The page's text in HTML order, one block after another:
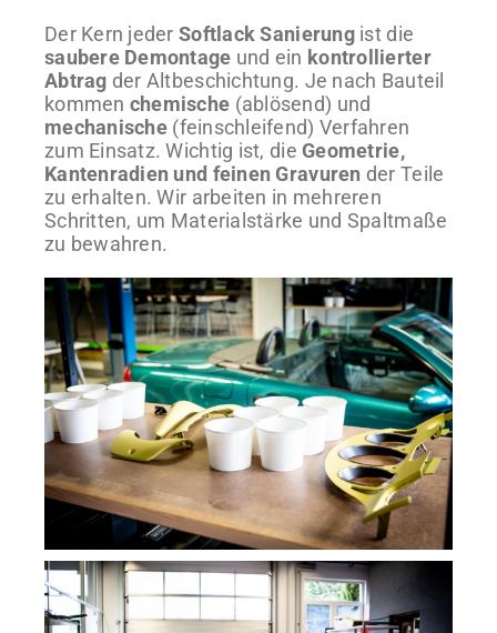
Der Kern jederSoftlack Sanierungist die
saubere Demontage und ein kontrollierter
Abtrag der Altbeschichtung. Je nach Bauteil
kommen chemische (ablösend) und
mechanische(feinschleifend) Verfahren
zum Einsatz. Wichtig ist, dieGeometrie,
Kantenradien und feinen Gravuren der Teile
zu erhalten. Wir arbeiten in mehreren
Schritten, um Materialstärke und Spaltmaße
zu bewahren.